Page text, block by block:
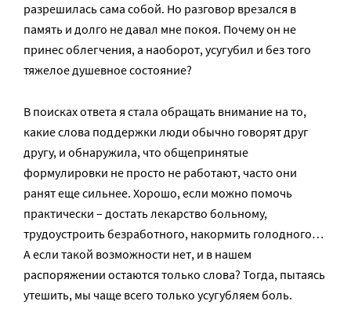
разрешилась сама собой. Но разговор врезался в
память и долго не давал мне покоя. Почему он не
принес облегчения, а наоборот, усугубил и без того
тяжелое душевное состояние?
В поисках ответа я стала обращать внимание на то,
какие слова поддержки люди обычно говорят друг
другу, и обнаружила, что общепринятые
формулировки не просто не работают, часто они
ранят еще сильнее. Хорошо, если можно помочь
практически – достать лекарство больному,
трудоустроить безработного, накормить голодного…
А если такой возможности нет, и в нашем
распоряжении остаются только слова? Тогда, пытаясь
утешить, мы чаще всего только усугубляем боль.